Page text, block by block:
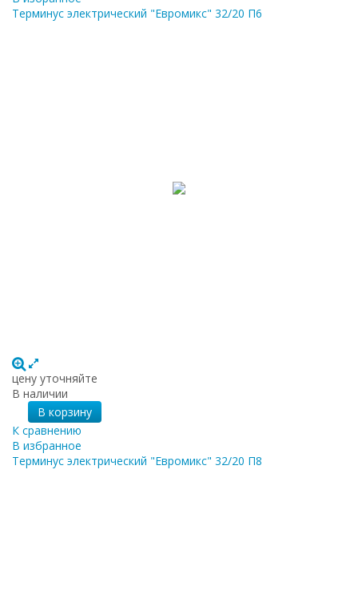
Терминус электрический "Евромикс" 32/20 П6
цену уточняйте
В наличии
В корзину
К сравнению
В избранное
Терминус электрический "Евромикс" 32/20 П8